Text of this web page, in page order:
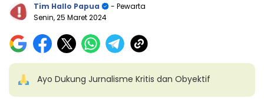
Tim Hallo Papua
- Pewarta
Senin, 25 Maret 2024
Ayo Dukung Jurnalisme Kritis dan Obyektif